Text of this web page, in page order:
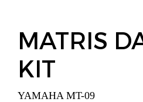
MATRIS
KIT
YAMAHA MT-09